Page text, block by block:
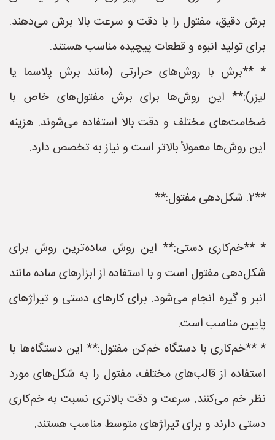
برش دقیق، مفتول را با دقت و سرعت بالا برش می‌دهند.
برای تولید انبوه و قطعات پیچیده مناسب هستند.
* **برش با روش‌های حرارتی (مانند برش پلاسما یا
لیزر):** این روش‌ها برای برش مفتول‌های خاص با
ضخامت‌های مختلف و دقت بالا استفاده می‌شوند. هزینه
این روش‌ها معمولاً بالاتر است و نیاز به تخصص دارد.
**2. شکل‌دهی مفتول:**
* **خم‌کاری دستی:** این روش ساده‌ترین روش برای
شکل‌دهی مفتول است و با استفاده از ابزارهای ساده مانند
انبر و گیره انجام می‌شود. برای کارهای دستی و تیراژهای
پایین مناسب است.
* **خم‌کاری با دستگاه خم‌کن مفتول:** این دستگاه‌ها با
استفاده از قالب‌های مختلف، مفتول را به شکل‌های مورد
نظر خم می‌کنند. سرعت و دقت بالاتری نسبت به خم‌کاری
دستی دارند و برای تیراژهای متوسط مناسب هستند.